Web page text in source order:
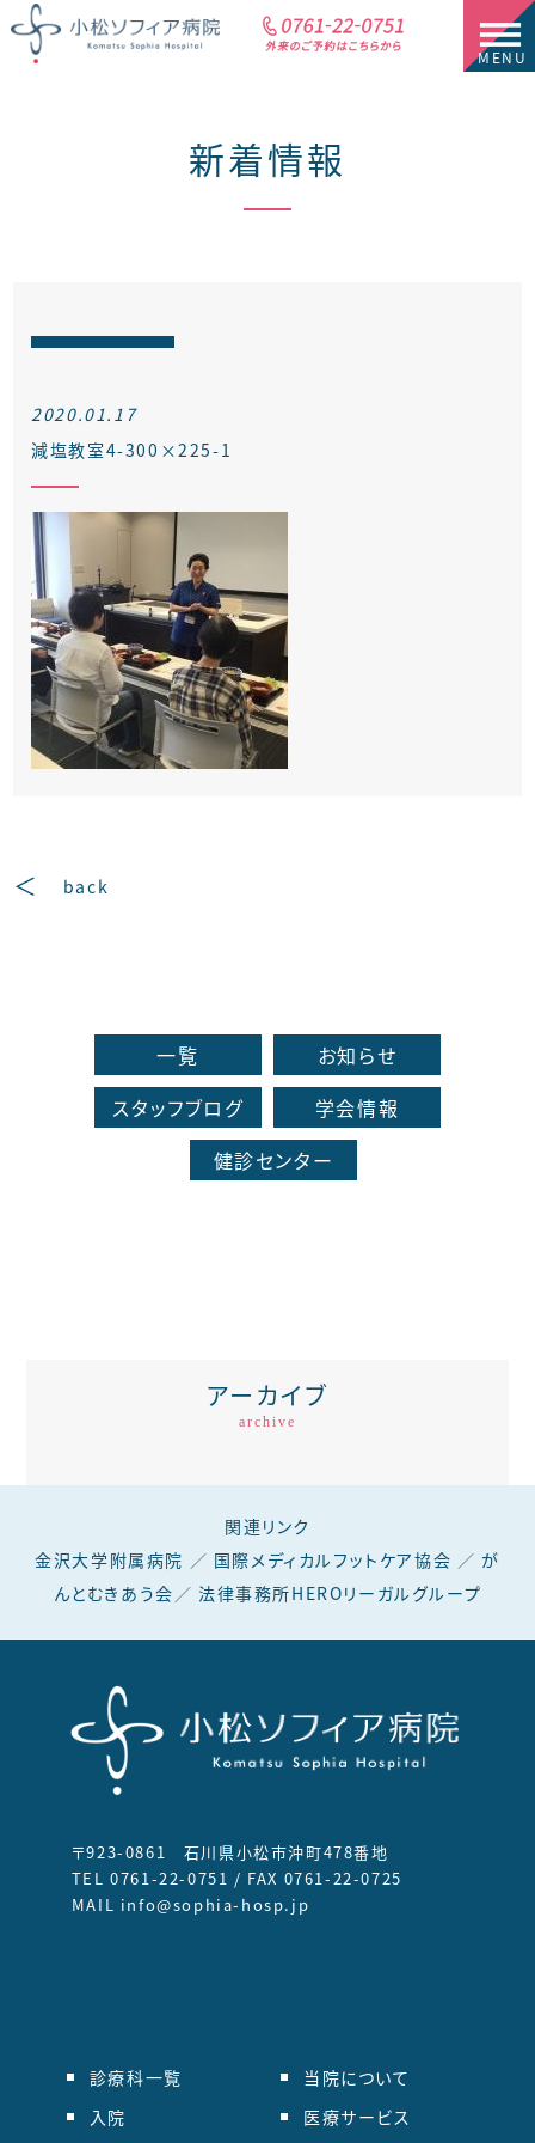
新着情報
2020.01.17
減塩教室4-300×225-1
back
一覧
お知らせ
スタッフブログ
学会情報
健診センター
アーカイブ
archive
関連リンク
金沢大学附属病院 ／ 国際メディカルフットケア協会 ／ が
んとむきあう会 ／ 法律事務所HEROリーガルグループ
〒923-0861 石川県小松市沖町478番地
TEL 0761-22-0751 / FAX 0761-22-0725
MAIL info@sophia-hosp.jp
診療科一覧
入院
当院について
医療サービス